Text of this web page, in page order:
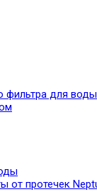
фильтра для воды
от протечек